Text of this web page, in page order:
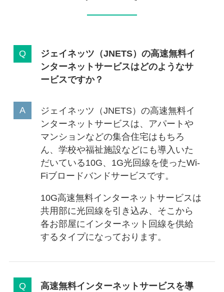
ジェイネッツ（JNETS）の高速無料イ
ンターネットサービスはどのようなサ
ービスですか？
ジェイネッツ（JNETS）の高速無料イ
ンターネットサービスは、アパートや
マンションなどの集合住宅はもちろ
ん、学校や福祉施設などにも導入いた
だいている10G、1G光回線を使ったWi-
Fiブロードバンドサービスです。
10G高速無料インターネットサービスは
共用部に光回線を引き込み、そこから
各お部屋にインターネット回線を供給
するタイプになっております。
高速無料インターネットサービスを導